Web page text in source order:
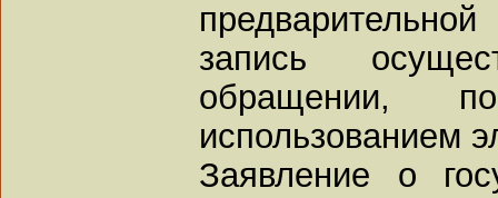
запись
обращении,
использованием
Заявление о